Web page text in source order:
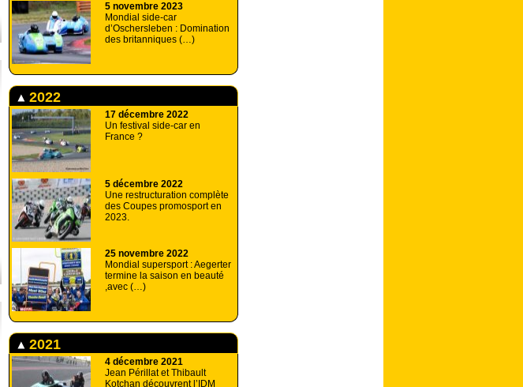
5 novembre 2023
Mondial side-car
d’Oschersleben : Domination
des britanniques (…)
2022
17 décembre 2022
Un festival side-car en
France ?
5 décembre 2022
Une restructuration complète
des Coupes promosport en
2023.
25 novembre 2022
Mondial supersport : Aegerter
termine la saison en beauté
,avec (…)
2021
4 décembre 2021
Jean Périllat et Thibault
Kotchan découvrent l’IDM